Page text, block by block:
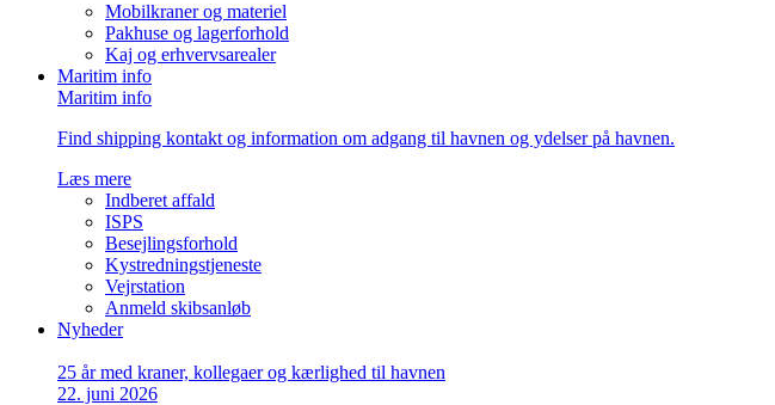
Mobilkraner og materiel
Pakhuse og lagerforhold
Kaj og erhvervsarealer
Maritim info
Maritim info
Find shipping kontakt og information om adgang til havnen og ydelser på havnen.
Læs mere
Indberet affald
ISPS
Besejlingsforhold
Kystredningstjeneste
Vejrstation
Anmeld skibsanløb
Nyheder
25 år med kraner, kollegaer og kærlighed til havnen
22. juni 2026